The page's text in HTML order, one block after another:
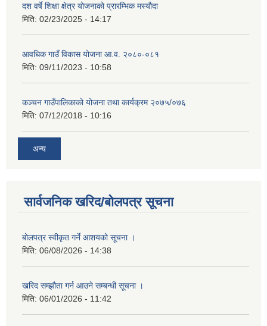
दश वर्षे शिक्षा क्षेत्र योजनाको प्रारम्भिक मस्यौदा
मिति: 02/23/2025 - 14:17
आवधिक गाउँ विकास योजना आ.व. २०८०-०८१
मिति: 09/11/2023 - 10:58
कञ्चन गाउँपालिकाको योजना तथा कार्यक्रम २०७५/०७६
मिति: 07/12/2018 - 10:16
अन्य
सार्वजनिक खरिद/बोलपत्र सूचना
बोलपत्र स्वीकृत गर्ने आशयको सूचना ।
मिति: 06/08/2026 - 14:38
खरिद सम्झौता गर्न आउने सम्बन्धी सूचना ।
मिति: 06/01/2026 - 11:42